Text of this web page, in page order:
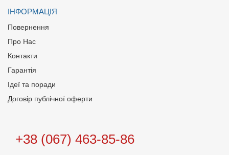
ІНФОРМАЦІЯ
Повернення
Про Нас
Контакти
Гарантія
Ідеї та поради
Договір публічної оферти
+38 (067) 463-85-86